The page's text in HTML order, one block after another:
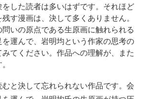
した読者は多いはずです。それほど
す漫画は、決して多くありません。
問いの原点である生原画に触れられる
運んで、岩明均という作家の思考の
てください。作品への理解が、また
むと決して忘れられない作品です。会